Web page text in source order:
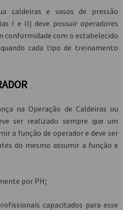
caldeiras e vasos de pressão
I e II) deve possuir operadores
conformidade com o estabelecido
cada tipo de treinamento
na Operação de Caldeiras ou
ser realizado sempre que um
a função de operador e deve ser
do mesmo assumir a função e
por PH;
capacitados para esse